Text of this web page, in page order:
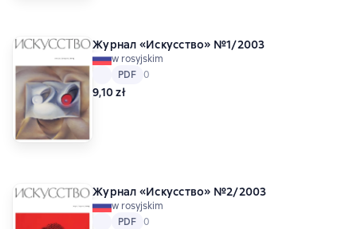
Журнал «Искусство» №1/2003
w rosyjskim
PDF
PDF Средний рейтинг 0 на основе 0 оценок
0
9,10 zł
Журнал «Искусство» №2/2003
w rosyjskim
PDF
PDF Средний рейтинг 0 на основе 0 оценок
0